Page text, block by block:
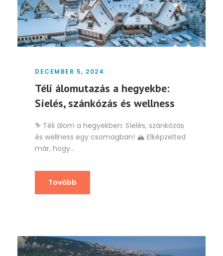
DECEMBER 5, 2024
Téli álomutazás a hegyekbe:
Síelés, szánkózás és wellness
⛷️ Téli álom a hegyekben: Síelés, szánkózás
és wellness egy csomagban! 🏔️ Elképzelted
már, hogy...
Tovább